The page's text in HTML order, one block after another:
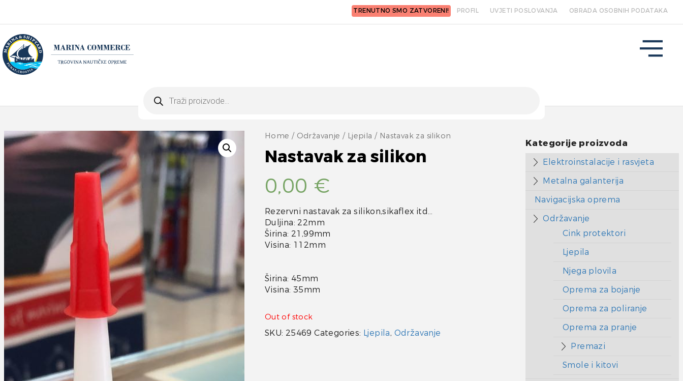
TRENUTNO SMO ZATVORENI! PROFIL UVJETI POSLOVANJA OBRADA OSOBNIH PODATAKA
search
Home / Održavanje / Ljepila / Nastavak za silikon
Nastavak za silikon
0,00 €
Rezervni nastavak za silikon,sikaflex itd…
Duljina: 22mm
Širina: 21,99mm
Visina: 112mm
Širina: 45mm
Visina: 35mm
Out of stock
SKU: 25469 Categories: Ljepila, Održavanje
Kategorije proizvoda
Elektroinstalacije i rasvjeta
Metalna galanterija
Navigacijska oprema
Održavanje
Cink protektori
Ljepila
Njega plovila
Oprema za bojanje
Oprema za poliranje
Oprema za pranje
Premazi
Smole i kitovi